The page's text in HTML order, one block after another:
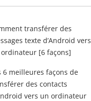
transférer des
texte d’Android vers
[6 façons]
6 meilleures façons de
des contacts
vers un ordinateur